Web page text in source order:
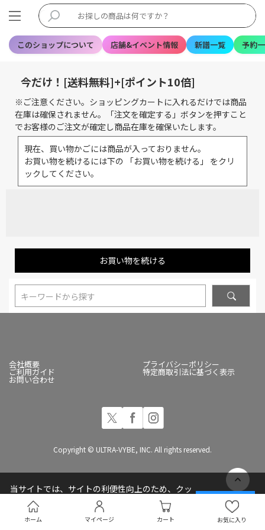
このショップについて 店舗&イベント情報 新譜一覧 予約
ホーム マイページ カート お気に入り
今だけ！[送料無料]+[ポイント10倍]
※ご注意ください。ショッピングカートに入れるだけでは商品
在庫は確保されません。「注文を確定する」ボタンを押すこと
でお客様のご注文が確定し商品在庫を確保いたします。
現在、買い物かごには商品が入っておりません。
お買い物を続けるには下の 「お買い物を続ける」 をクリ
ックしてください。
お買い物を続ける
キーワードから探す
会社概要 プライバシーポリシー
ご利用ガイド 特定商取引法に基づく表示
お問い合わせ
Copyright © ULTRA-VYBE, INC. All rights reserved.
当サイトでは、サイトの利便性向上のため、クッ
キー(Cookie)を使用しています
プライバシーポリシー
承諾する